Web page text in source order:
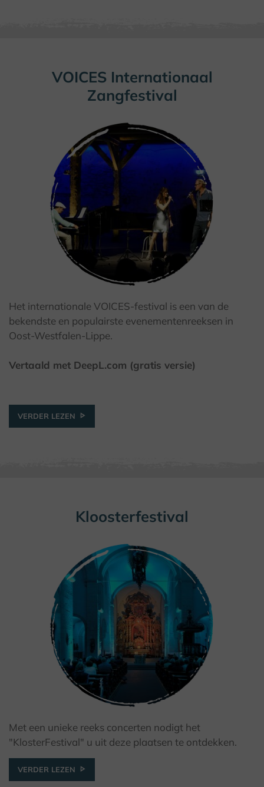
VOICES Internationaal
Zangfestival
© P. Steinmann
Het internationale VOICES-festival is een van de
bekendste en populairste evenementenreeksen in
Oost-Westfalen-Lippe.
Vertaald met DeepL.com (gratis versie)
VERDER LEZEN
Kloosterfestival
© Kulturland Kreis Höxter / I. Jansen
Met een unieke reeks concerten nodigt het
"KlosterFestival" u uit deze plaatsen te ontdekken.
VERDER LEZEN